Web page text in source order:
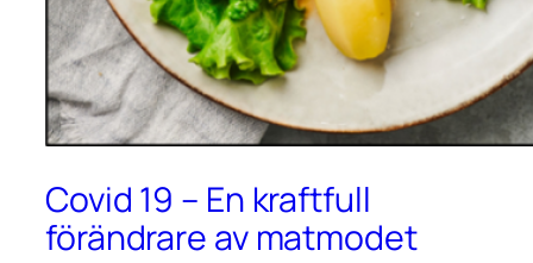
Covid 19 – En kraftfull
förändrare av matmodet